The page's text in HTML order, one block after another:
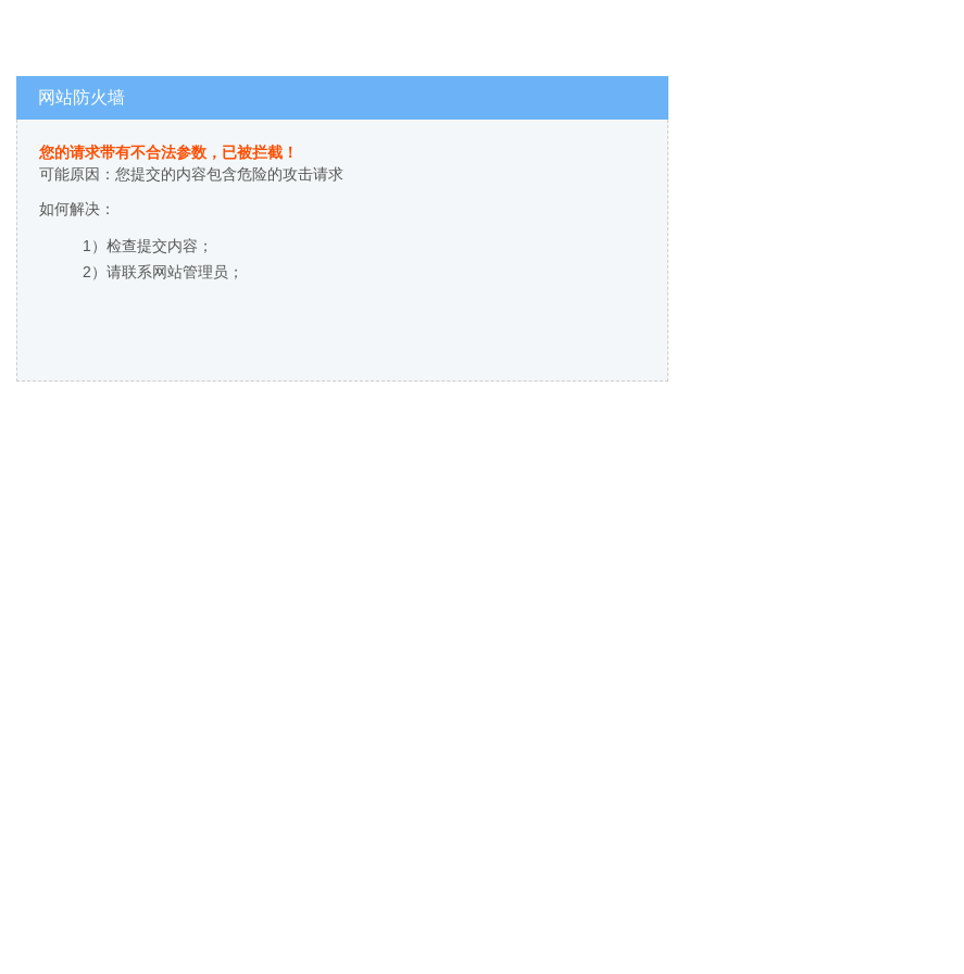
网站防火墙
您的请求带有不合法参数，已被拦截！
可能原因：您提交的内容包含危险的攻击请求
如何解决：
1）检查提交内容；
2）请联系网站管理员；